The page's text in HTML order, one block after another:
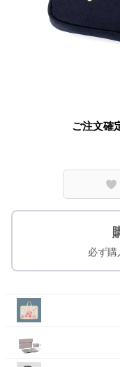
ご注文確
必ず購